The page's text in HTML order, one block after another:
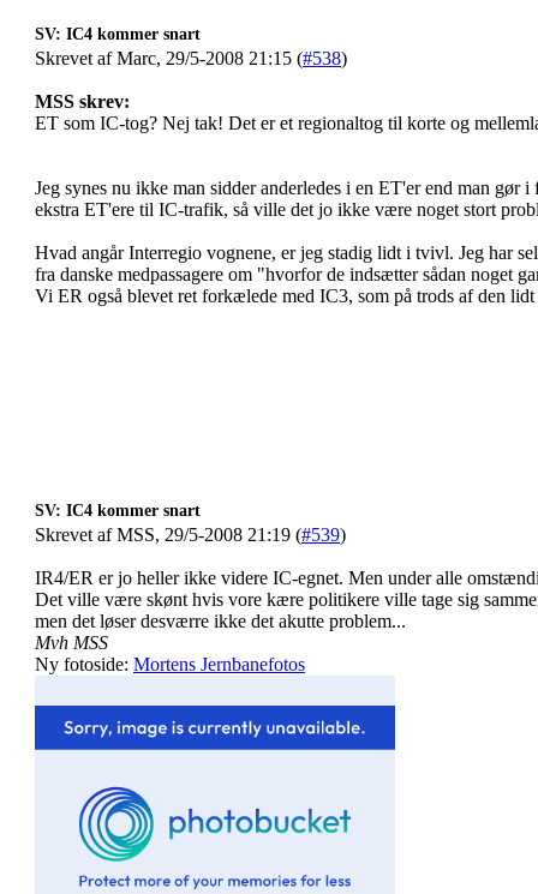
SV: IC4 kommer snart
Skrevet af Marc, 29/5-2008 21:15 (#538)
MSS skrev:
ET som IC-tog? Nej tak! Det er et regionaltog til korte og
Jeg synes nu ikke man sidder anderledes i en ET'er end man
ekstra ET'ere til IC-trafik, så ville det jo ikke være noget stort
Hvad angår Interregio vognene, er jeg stadig lidt i tvivl. Jeg har
fra danske medpassagere om "hvorfor de indsætter sådan noget
Vi ER også blevet ret forkælede med IC3, som på trods af den
SV: IC4 kommer snart
Skrevet af MSS, 29/5-2008 21:19 (#539)
IR4/ER er jo heller ikke videre IC-egnet. Men under alle
Det ville være skønt hvis vore kære politikere ville tage sig
men det løser desværre ikke det akutte problem...
Mvh MSS
Ny fotoside: Mortens Jernbanefotos